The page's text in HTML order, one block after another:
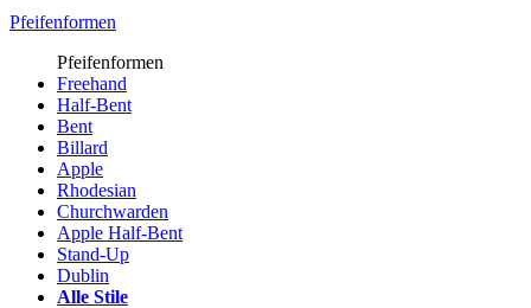
Pfeifenformen
Pfeifenformen
Freehand
Half-Bent
Bent
Billard
Apple
Rhodesian
Churchwarden
Apple Half-Bent
Stand-Up
Dublin
Alle Stile